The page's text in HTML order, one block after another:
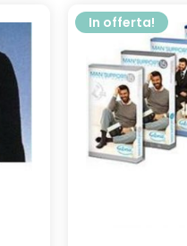
In offerta!